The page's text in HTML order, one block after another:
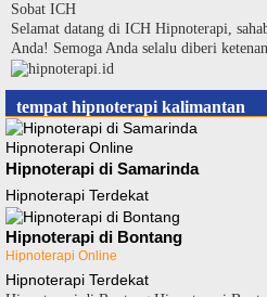
Langsung
ke
konten
Sobat ICH
Selamat datang di ICH Hipnoterapi,
Anda! Semoga Anda selalu diberi
tempat hipnoterapi kalimantan
Hipnoterapi Online
Hipnoterapi di Samarinda
Hipnoterapi Terdekat
Hipnoterapi di Bontang
Hipnoterapi Online
Hipnoterapi Terdekat